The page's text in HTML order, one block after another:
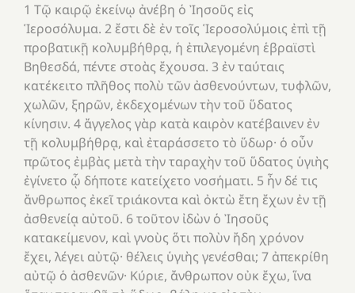
1 Τῷ καιρῷ ἐκείνῳ ἀνέβη ὁ Ἰησοῦς εἰς
Ἱεροσόλυμα. 2 ἔστι δὲ ἐν τοῖς Ἱεροσολύμοις ἐπὶ τῇ
προβατικῇ κολυμβήθρᾳ, ἡ ἐπιλεγομένη ἑβραϊστὶ
Βηθεσδά, πέντε στοὰς ἔχουσα. 3 ἐν ταύταις
κατέκειτο πλῆθος πολὺ τῶν ἀσθενούντων, τυφλῶν,
χωλῶν, ξηρῶν, ἐκδεχομένων τὴν τοῦ ὕδατος
κίνησιν. 4 ἄγγελος γὰρ κατὰ καιρὸν κατέβαινεν ἐν
τῇ κολυμβήθρᾳ, καὶ ἐταράσσετο τὸ ὕδωρ· ὁ οὖν
πρῶτος ἐμβὰς μετὰ τὴν ταραχὴν τοῦ ὕδατος ὑγιὴς
ἐγίνετο ᾧ δήποτε κατείχετο νοσήματι. 5 ἦν δέ τις
ἄνθρωπος ἐκεῖ τριάκοντα καὶ ὀκτὼ ἔτη ἔχων ἐν τῇ
ἀσθενείᾳ αὐτοῦ. 6 τοῦτον ἰδὼν ὁ Ἰησοῦς
κατακείμενον, καὶ γνοὺς ὅτι πολὺν ἤδη χρόνον
ἔχει, λέγει αὐτῷ· θέλεις ὑγιὴς γενέσθαι; 7 ἀπεκρίθη
αὐτῷ ὁ ἀσθενῶν· Κύριε, ἄνθρωπον οὐκ ἔχω, ἵνα